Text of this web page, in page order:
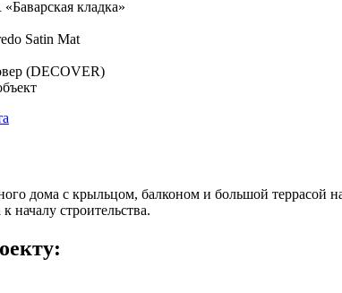
кладка»
Satin Mat
(DECOVER)
дома с крыльцом, балконом и большой террасой
началу строительства.